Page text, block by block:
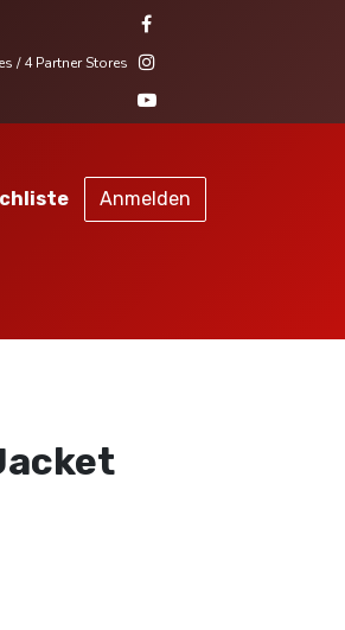
/ 4 Partner Stores
Anmelden